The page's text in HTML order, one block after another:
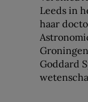
Leeds in
haar
Goddard